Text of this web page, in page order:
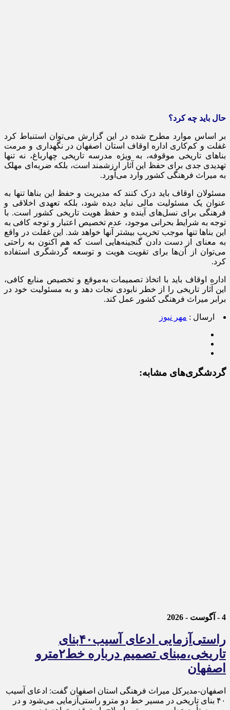
حال باید چه کرد؟
بر اساس موارد مطرح شده در این گزارش می‌توان استنباط کرد
غفلت و کم‌کاری اداره اوقاف استان اصفهان در نگهداری و مرمت
بناهای تاریخی موقوفه، به ویژه مدرسه تاریخی چهارباغ، نه تنها
تهدیدی جدی برای حفظ این آثار ارزشمند است، بلکه ضربه‌ای مهلک
به میراث فرهنگی کشور وارد می‌آورد.
مسئولان اوقاف باید درک کنند که مدیریت و حفظ این بناها تنها به
عنوان یک مسئولیت مالی نباید دیده شود، بلکه تعهدی اخلاقی و
فرهنگی برای نسل‌های آینده و حفظ هویت تاریخی کشور است. با
توجه به شرایط بحرانی موجود، عدم تخصیص اعتبار و توجه کافی به
این بناها تنها موجب تخریب بیشتر آنها خواهد شد. این غفلت در واقع
به معنای از دست دادن گنجینه‌هایی است که هم اکنون به راحتی
می‌توان از آن‌ها برای تقویت هویت و توسعه گردشگری استفاده
کرد.
اداره اوقاف باید با اتخاذ تصمیمات به‌موقع و تخصیص منابع کافی،
این آثار تاریخی را از خطر نابودی نجات دهد و به مسئولیت خود در
برابر میراث فرهنگی کشور عمل کند.
ارسال : مهر نیوز
گردشگری‌های مشابه:
4 - آگوست - 2026
راستی‌آزمایی ادعای آسیب۴۰بنای
تاریخی،مبنای تصمیم درباره خط۲مترو
اصفهان
اصفهان-مدیرکل میراث فرهنگی استان اصفهان گفت: ادعای آسیب
۴۰ بنای تاریخی در مسیر خط دو مترو راستی‌آزمایی می‌شود و در